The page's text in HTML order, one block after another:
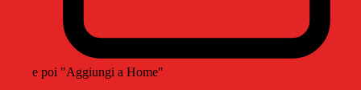
e poi "Aggiungi a Home"